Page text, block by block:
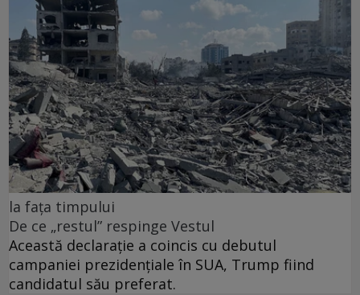
la fața timpului
De ce „restul” respinge Vestul
Această declarație a coincis cu debutul
campaniei prezidențiale în SUA, Trump fiind
candidatul său preferat.